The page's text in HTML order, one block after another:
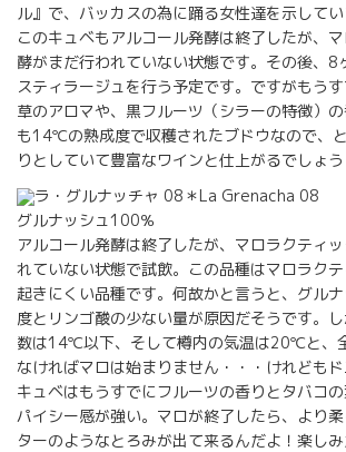
ル』で、バッカスの為に踊る女性達を示してい
このキュベもアルコール発酵は終了したが、
酵がまだ行われていない状態です。その後、8
スティラージュを行う予定です。ですがもう
草のアロマや、黒フルーツ（シラーの特徴）
も14℃の熟成度で収穫されたブドウなので、
りとしていて豊富なワインと仕上がるでしょ
ラ・グルナッチャ 08＊La Grenacha 08
グルナッシュ100％
アルコール発酵は終了したが、マロラクティ
れていない状態で試飲。この品種はマロラク
起きにくい品種です。何故かと言うと、グル
度とリンゴ酸の少ない量が原因だそうです。
数は14℃以下、そして樽内の気温は20℃と、
なければマロは始まりません・・・けれども
キュベはもうすでにフルーツの香りとタバコ
パイシー感が強い。マロが終了したら、より
ターのようなとろみが出て来るんだよ！楽しみ